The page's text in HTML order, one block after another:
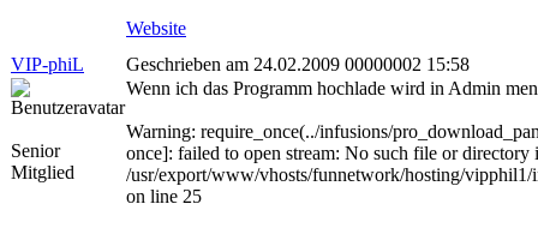
Website
VIP-phiL
Geschrieben am 24.02.2009 00000002 15:58
Senior
Mitglied
Wenn ich das Programm hochlade wird in Admin
Warning: require_once(../infusions/
once]: failed to open stream: No such file or directory
/usr/export/www/vhosts/funnetwork/hosting/
on line 25